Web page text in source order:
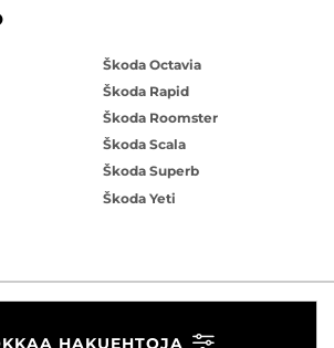
Škoda Octavia
Škoda Rapid
Škoda Roomster
Škoda Scala
Škoda Superb
Škoda Yeti
HAKUEHTOJA